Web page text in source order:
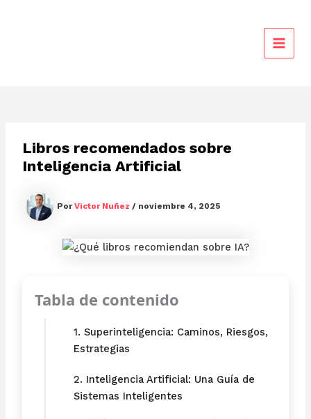
MAIN
Libros recomendados sobre
Inteligencia Artificial
PorVictor Nuñez / noviembre 4, 2025
Tabla de contenido
1. Superinteligencia: Caminos, Riesgos,
Estrategias
2. Inteligencia Artificial: Una Guía de
Sistemas Inteligentes